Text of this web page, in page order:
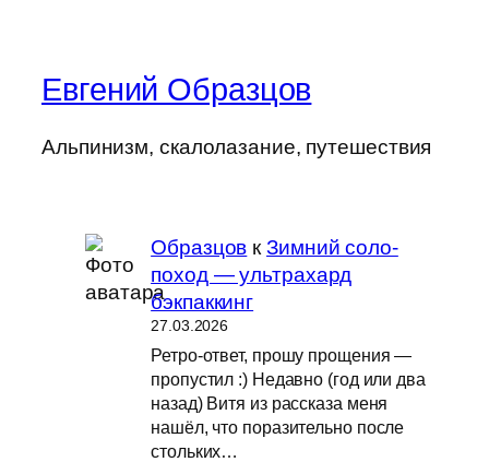
Евгений Образцов
Альпинизм, скалолазание, путешествия
Образцов кЗимний соло-
поход — ультрахард
бэкпаккинг
27.03.2026
Ретро-ответ, прошу прощения —
пропустил :) Недавно (год или два
назад) Витя из рассказа меня
нашёл, что поразительно после
стольких…